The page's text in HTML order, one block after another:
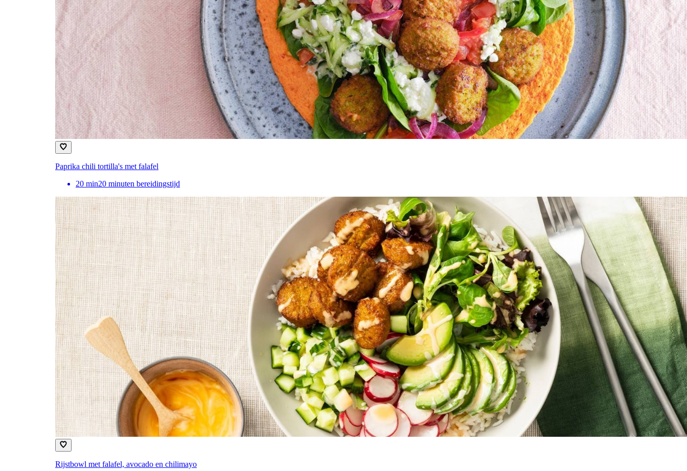
Paprika chili tortilla's met falafel
20 min20 minuten bereidingstijd
Rijstbowl met falafel, avocado en chilimayo